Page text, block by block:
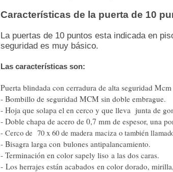
Características de la puerta de 10
La puertas de 10 puntos esta indicada en
seguridad es muy básico.
Las características son:
Puerta blindada con cerradura de alta seguridad
- Bombillo de seguridad MCM sin doble embrague.
- Hoja que solapa el en cerco y que lleva junta de
- Doble chapa de acero de 0,7 mm de espesor, una
- Cerco de 70 x 60 de madera maciza o también
- Bisagra larga con bulones antipalancamiento.
- Terminación en color sapely liso a las dos caras.
- Los herrajes están acabados en color dorado,